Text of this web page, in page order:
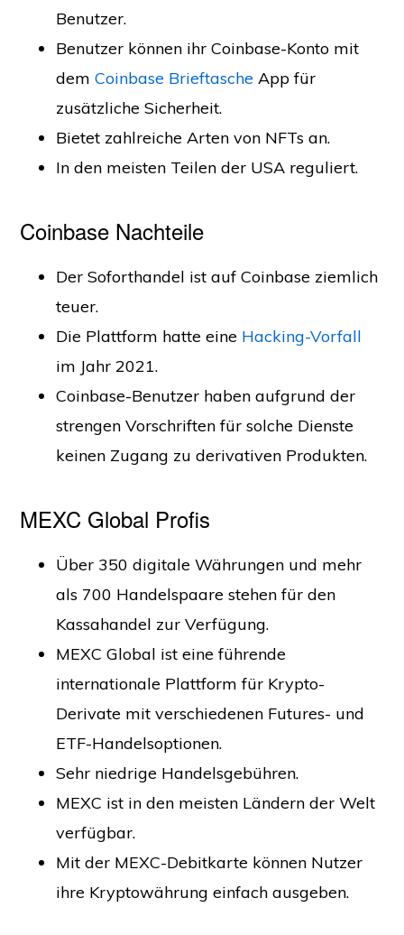
Benutzer.
Benutzer können ihr Coinbase-Konto mit
demCoinbase Brieftasche App für
zusätzliche Sicherheit.
Bietet zahlreiche Arten von NFTs an.
In den meisten Teilen der USA reguliert.
Coinbase Nachteile
Der Soforthandel ist auf Coinbase ziemlich
teuer.
Die Plattform hatte eine Hacking-Vorfall
im Jahr 2021.
Coinbase-Benutzer haben aufgrund der
strengen Vorschriften für solche Dienste
keinen Zugang zu derivativen Produkten.
MEXC Global Profis
Über 350 digitale Währungen und mehr
als 700 Handelspaare stehen für den
Kassahandel zur Verfügung.
MEXC Global ist eine führende
internationale Plattform für Krypto-
Derivate mit verschiedenen Futures- und
ETF-Handelsoptionen.
Sehr niedrige Handelsgebühren.
MEXC ist in den meisten Ländern der Welt
verfügbar.
Mit der MEXC-Debitkarte können Nutzer
ihre Kryptowährung einfach ausgeben.